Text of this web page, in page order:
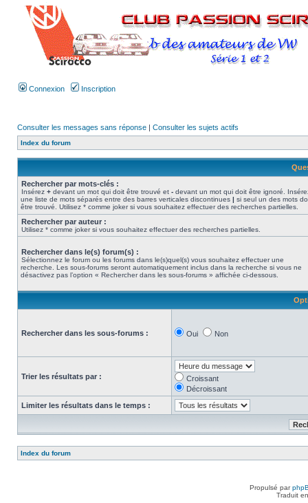
Connexion Inscription
Consulter les messages sans réponse | Consulter les sujets actifs
Index du forum
Rechercher par mots-clés :
Insérez + devant un mot qui doit être trouvé et - devant un mot qui doit être ignoré.
une liste de mots séparés entre des barres verticales discontinues | si seul un des mots
être trouvé. Utilisez * comme joker si vous souhaitez effectuer des recherches partielles.
Rechercher par auteur :
Utilisez * comme joker si vous souhaitez effectuer des recherches partielles.
Rechercher dans le(s) forum(s) :
Sélectionnez le forum ou les forums dans le(s)quel(s) vous souhaitez effectuer une
recherche. Les sous-forums seront automatiquement inclus dans la recherche si vous ne
désactivez pas l’option « Rechercher dans les sous-forums » affichée ci-dessous.
Rechercher dans les sous-forums : Oui Non
Trier les résultats par :
Croissant
Décroissant
Limiter les résultats dans le temps :
Index du forum
Propulsé par
Traduit